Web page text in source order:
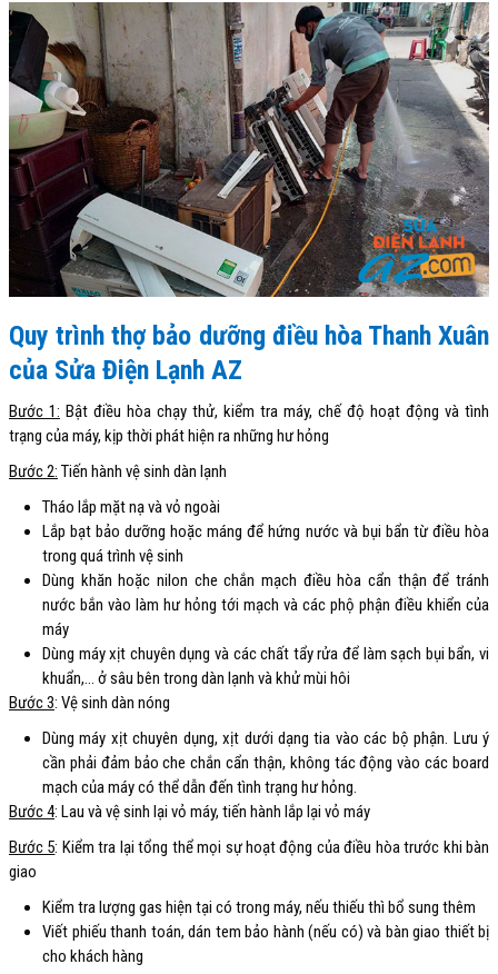
Quy trình thợ bảo dưỡng điều hòa Thanh Xuân
của Sửa Điện Lạnh AZ
Bước 1: Bật điều hòa chạy thử, kiểm tra máy, chế độ hoạt động và tình
trạng của máy, kịp thời phát hiện ra những hư hỏng
Bước 2: Tiến hành vệ sinh dàn lạnh
Tháo lắp mặt nạ và vỏ ngoài
Lắp bạt bảo dưỡng hoặc máng để hứng nước và bụi bẩn từ điều hòa
trong quá trình vệ sinh
Dùng khăn hoặc nilon che chắn mạch điều hòa cẩn thận để tránh
nước bắn vào làm hư hỏng tới mạch và các phộ phận điều khiển của
máy
Dùng máy xịt chuyên dụng và các chất tẩy rửa để làm sạch bụi bẩn, vi
khuẩn,… ở sâu bên trong dàn lạnh và khử mùi hôi
Bước 3: Vệ sinh dàn nóng
Dùng máy xịt chuyên dụng, xịt dưới dạng tia vào các bộ phận. Lưu ý
cần phải đảm bảo che chắn cẩn thận, không tác động vào các board
mạch của máy có thể dẫn đến tình trạng hư hỏng.
Bước 4: Lau và vệ sinh lại vỏ máy, tiến hành lắp lại vỏ máy
Bước 5: Kiểm tra lại tổng thể mọi sự hoạt động của điều hòa trước khi bàn
giao
Kiểm tra lượng gas hiện tại có trong máy, nếu thiếu thì bổ sung thêm
Viết phiếu thanh toán, dán tem bảo hành (nếu có) và bàn giao thiết bị
cho khách hàng